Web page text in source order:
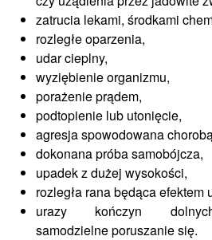
zatrucia lekami, środkami
rozległe oparzenia,
udar cieplny,
wyziębienie organizmu,
porażenie prądem,
podtopienie lub utonięcie,
agresja spowodowana
dokonana próba samobójcza,
upadek z dużej wysokości,
rozległa rana będąca efektem
urazy kończyn
samodzielne poruszanie się.